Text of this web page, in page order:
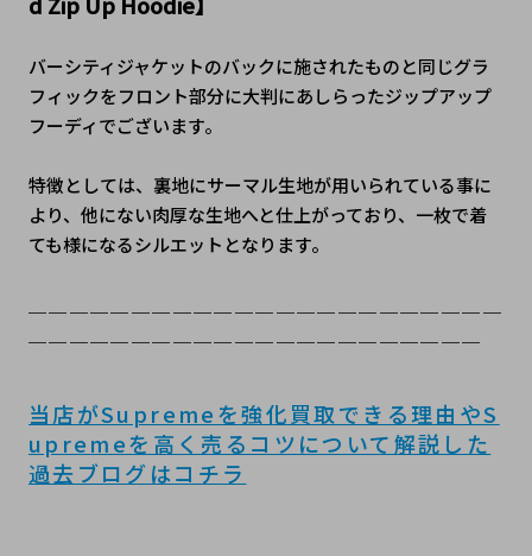
バーシティジャケットのバックに施されたものと同じグラ
フィックをフロント部分に大判にあしらったジップアップ
フーディでございます。
特徴としては、裏地にサーマル生地が用いられている事に
より、他にない肉厚な生地へと仕上がっており、一枚で着
ても様になるシルエットとなります。
当店がSupremeを強化買取できる理由やS
upremeを高く売るコツについて解説した
過去ブログはコチラ